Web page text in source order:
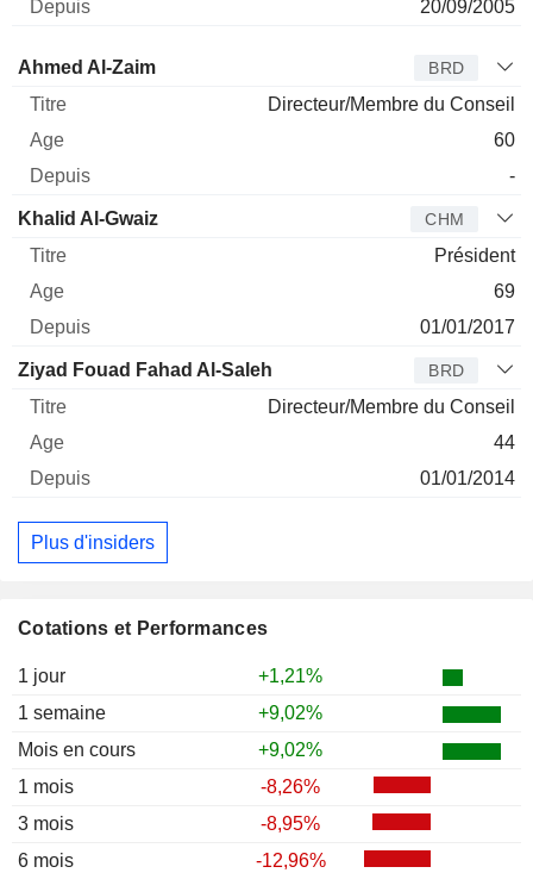
Cotations et Performances
1 jour
+1,21%
1 semaine
+9,02%
Mois en cours
+9,02%
1 mois
-8,26%
3 mois
-8,95%
6 mois
-12,96%
20/09/2005
Administrateur Titre
Ahmed Al-Zaim BRD
Directeur/Membre du Conseil
60
-
Khalid Al-Gwaiz CHM
Président
69
01/01/2017
Ziyad Fouad Fahad Al-Saleh BRD
Directeur/Membre du Conseil
44
01/01/2014
Plus d'insiders